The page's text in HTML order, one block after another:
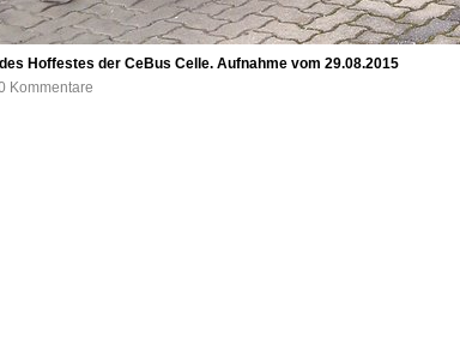
Hoffestes der CeBus Celle. Aufnahme vom 29.08.2015
Kommentare